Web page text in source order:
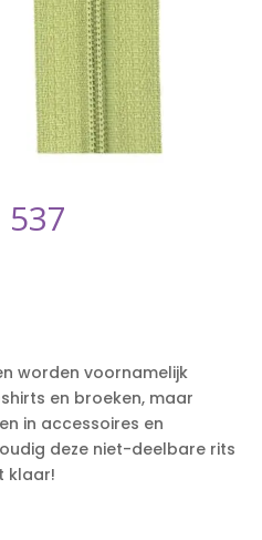
worden voornamelijk
en broeken, maar
in accessoires en
deze niet-deelbare rits
klaar!